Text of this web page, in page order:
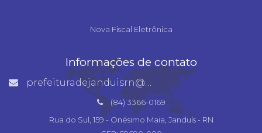
Nova Fiscal Eletrônica
Informações de contato
prefeituradejanduisrn@gmail.com
(84) 3366-0169
Rua do Sul, 159 - Onésimo Maia, Janduís - RN